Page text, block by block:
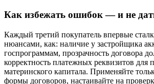
Как избежать ошибок — и не
Каждый третий покупатель впервые
нюансами, как: наличие у застройщика
госпрограммам, прозрачность договора
корректность платежных реквизитов для
материнского капитала. Применяйте
формы договоров, настаивайте на